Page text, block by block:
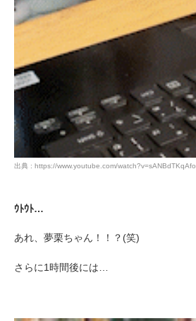
出典 : https://www.youtube.com/watch?v=sANBdTKqAfo
ｳﾄｳﾄ…
あれ、夢栗ちゃん！！？(笑)
さらに1時間後には…